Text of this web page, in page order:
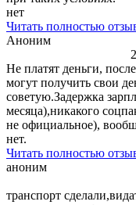
нет
Читать полностью
Аноним
Не платят деньги,
могут получить свои
советую.Задержка
месяца),никакого
не официальное),
нет.
Читать полностью
аноним
транспорт